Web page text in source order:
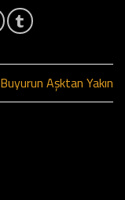
Buyurun Aşktan Yakın